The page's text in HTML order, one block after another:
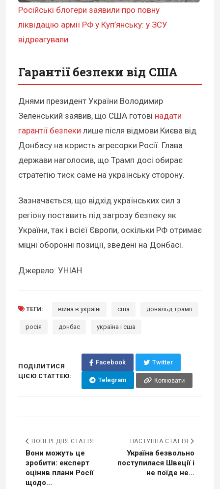
Російські блогери заявили про повну
ліквідацію армії РФ у Куп’янську: у ЗСУ
відреагували
Гарантії безпеки від США
Днями президент України Володимир
Зеленський заявив, що США готові надати
гарантії безпеки лише після відмови Києва від
Донбасу на користь агресорки Росії. Глава
держави наголосив, що Трамп досі обирає
стратегію тиск саме на українську сторону.
Зазначається, що відхід українських сил з
регіону поставить під загрозу безпеку як
України, так і всієї Європи, оскільки РФ отримає
міцні оборонні позиції, зведені на Донбасі.
Джерело: УНІАН
ТЕГИ: війна в україні сша дональд трамп
росія донбас україна і сша
ПОДІЛИТИСЯ
ЦІЄЮ СТАТТЕЮ:
Facebook Twitter
Telegram Копіювати
ПОПЕРЕДНЯ СТАТТЯ
Вони можуть це
зробити: експерт
оцінив плани Росії
щодо...
НАСТУПНА СТАТТЯ
Україна безвольно
поступилася Швеції і
не поїде не...